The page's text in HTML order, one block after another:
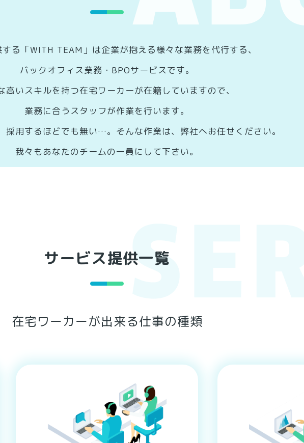
る「WITH TEAM」は企業が抱える様々な業務を代行する、
バックオフィス業務・BPOサービスです。
高いスキルを持つ在宅ワーカーが在籍していますので、
業務に合うスタッフが作業を行います。
採用するほどでも無い…。そんな作業は、弊社へお任せください。
我々もあなたのチームの一員にして下さい。
サービス提供一覧
在宅ワーカーが出来る仕事の種類